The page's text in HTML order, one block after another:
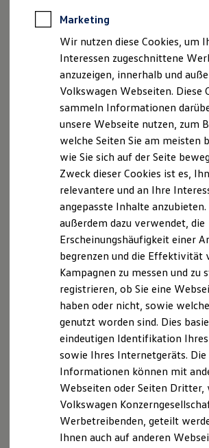
Software, Konnektivität & Apps
California App
VW Connect für Ihren ID.
VW Connect für Ihren
VW Connect für Ihren
VW Connect für andere
Connect Pro
Fleet Interface Data
Multistop Pathfinder
Übersicht Software
Hilfreiches für Besitzer
Fahrerassistenz- und
Kontrollleuchten
Kurzfahrprofile und
XTL-Dieselkraftstoff
Ersatzteile und
Original Zubehör und Lifestyle
myVolkswagen
myVolkswagen Business
Elektrisch & Autonom
Elektro - & Hybridfahrzeuge
Unser Ansatz
Klimafreundlicher Strom
Reichweite & Ladelösungen
Reichweitensimulator
Ladezeitensimulator
Ladelösungen für
Ladelösungen für
Wallbox und Ladekabel
Förderung & Kosten der
Fördermöglichkeiten für
Fördermöglichkeiten für
teilnehmen und ist hierzu auch nicht
Unser Datenschutzbeauftragter :
exkulpa gmbh
Waldfeuchter Str. 266
52525 Heinsberg
Tel.: 02452/993311
Zuständige Kammern:
Handwerkskammer Münster
Bismarckallee 1
48151 Münster
http://www.hwk-muenster.de/
Handwerksrolle,
Betriebsnummer: 40593721-U
Industrie- und Handelskammer Nord
Sentmaringer Weg 61
48151 Münster
http://www.ihk-nordwestfalen.de/
unter der Nummer: 1000 1262177
A. Verantwortlicher
Marketing
Wir nutzen diese Cookies, um
Interessen zugeschnittene
anzuzeigen, innerhalb und
Volkswagen Webseiten. Diese
sammeln Informationen
unsere Webseite nutzen, zum
welche Seiten Sie am meisten
wie Sie sich auf der Seite
Zweck dieser Cookies ist es,
relevantere und an Ihre
angepasste Inhalte anzubieten.
außerdem dazu verwendet, die
Erscheinungshäufigkeit einer
begrenzen und die Effektivität
Kampagnen zu messen und zu
registrieren, ob Sie eine
haben oder nicht, sowie
genutzt worden sind. Dies
eindeutigen Identifikation
sowie Ihres Internetgeräts. Die
Informationen können mit
Webseiten oder Seiten Dritter,
Volkswagen
Werbetreibenden, geteilt
Ihnen auch auf anderen